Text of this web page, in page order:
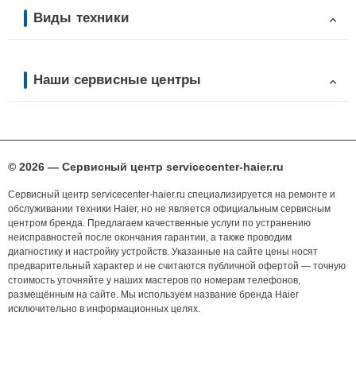
Виды техники
Наши сервисные центры
© 2026 — Сервисный центр servicecenter-haier.ru
Сервисный центр servicecenter-haier.ru специализируется на ремонте и
обслуживании техники Haier, но не является официальным сервисным
центром бренда. Предлагаем качественные услуги по устранению
неисправностей после окончания гарантии, а также проводим
диагностику и настройку устройств. Указанные на сайте цены носят
предварительный характер и не считаются публичной офертой — точную
стоимость уточняйте у наших мастеров по номерам телефонов,
размещённым на сайте. Мы используем название бренда Haier
исключительно в информационных целях.